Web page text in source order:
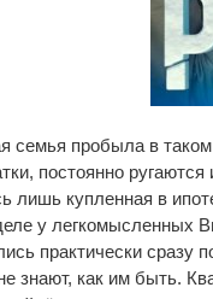
семья пробыла в таком
постоянно
лишь купленная в
у легкомысленных
практически сразу
знают, как им быть.